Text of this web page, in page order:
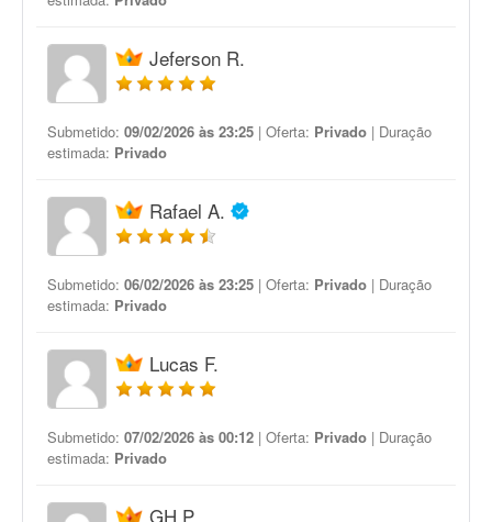
Jeferson R.
Submetido: 09/02/2026 às 23:25 | Oferta: Privado | Duração
estimada: Privado
Rafael A.
Submetido: 06/02/2026 às 23:25 | Oferta: Privado | Duração
estimada: Privado
Lucas F.
Submetido: 07/02/2026 às 00:12 | Oferta: Privado | Duração
estimada: Privado
GH P.